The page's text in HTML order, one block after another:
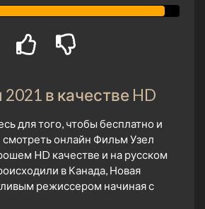
в качестве HD
для того, чтобы бесплатно и
смотреть онлайн Фильм Узел
HD качестве и на русском
в Канада, Новая
режиссером начиная с